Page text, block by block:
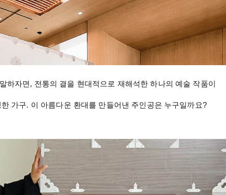
하자면, 전통의 결을 현대적으로 재해석한 하나의 예술 작품이
가구. 이 아름다운 환대를 만들어낸 주인공은 누구일까요?